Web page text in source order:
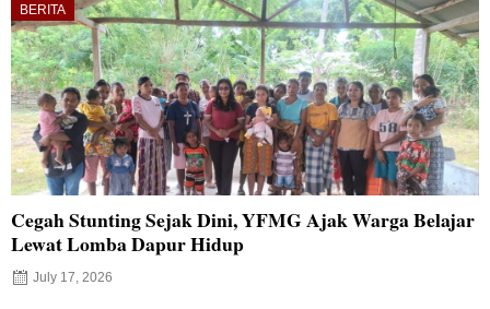
BERITA
Cegah Stunting Sejak Dini, YFMG Ajak Warga Belajar
Lewat Lomba Dapur Hidup
July 17, 2026